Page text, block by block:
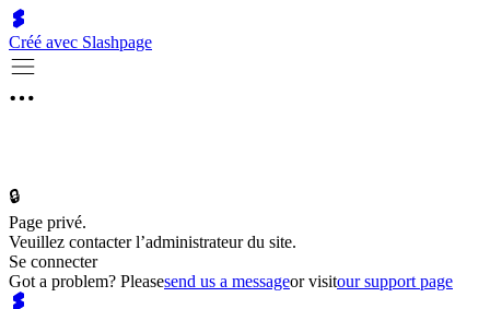
Créé avec Slashpage
🔒
Page privé.
Veuillez contacter l’administrateur du site.
Se connecter
Got a problem? Pleasesend us a messageor visitour support page